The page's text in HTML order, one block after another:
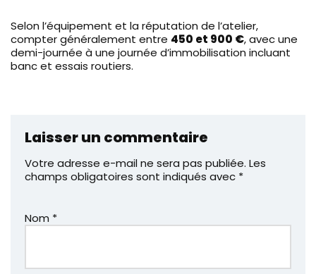
Selon l’équipement et la réputation de l’atelier,
compter généralement entre 450 et 900 €, avec une
demi-journée à une journée d’immobilisation incluant
banc et essais routiers.
Laisser un commentaire
Votre adresse e-mail ne sera pas publiée. Les
champs obligatoires sont indiqués avec *
Nom *